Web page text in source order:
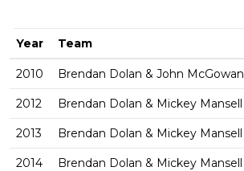
Year Team
2010 Brendan Dolan & John McGowan
2012 Brendan Dolan & Mickey Mansell
2013 Brendan Dolan & Mickey Mansell
2014 Brendan Dolan & Mickey Mansell